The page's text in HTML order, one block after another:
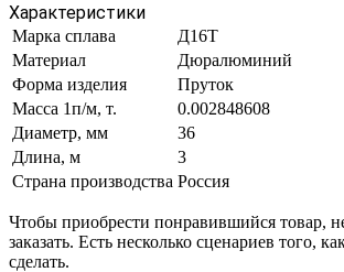
Характеристики
Марка сплава
Д16Т
Материал
Дюралюминий
Форма изделия
Пруток
Масса 1п/м, т.
0.002848608
Диаметр, мм
36
Длина, м
3
Страна производства Россия
Чтобы приобрести понравившийся товар,
заказать. Есть несколько сценариев того,
сделать.